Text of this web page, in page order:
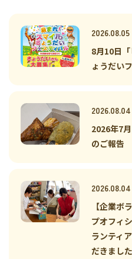
2026.08.05
8月10日
ょうだい
2026.08.04
2026年7
のご報告
2026.08.04
【企業ボ
プオフィ
ランティ
だきました